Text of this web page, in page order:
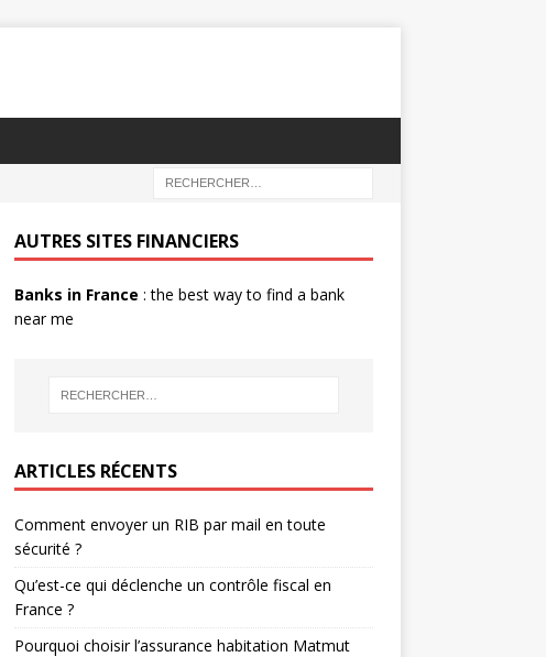
AUTRES SITES FINANCIERS
Banks in France : the best way to find a bank
near me
ARTICLES RÉCENTS
Comment envoyer un RIB par mail en toute
sécurité ?
Qu’est-ce qui déclenche un contrôle fiscal en
France ?
Pourquoi choisir l’assurance habitation Matmut